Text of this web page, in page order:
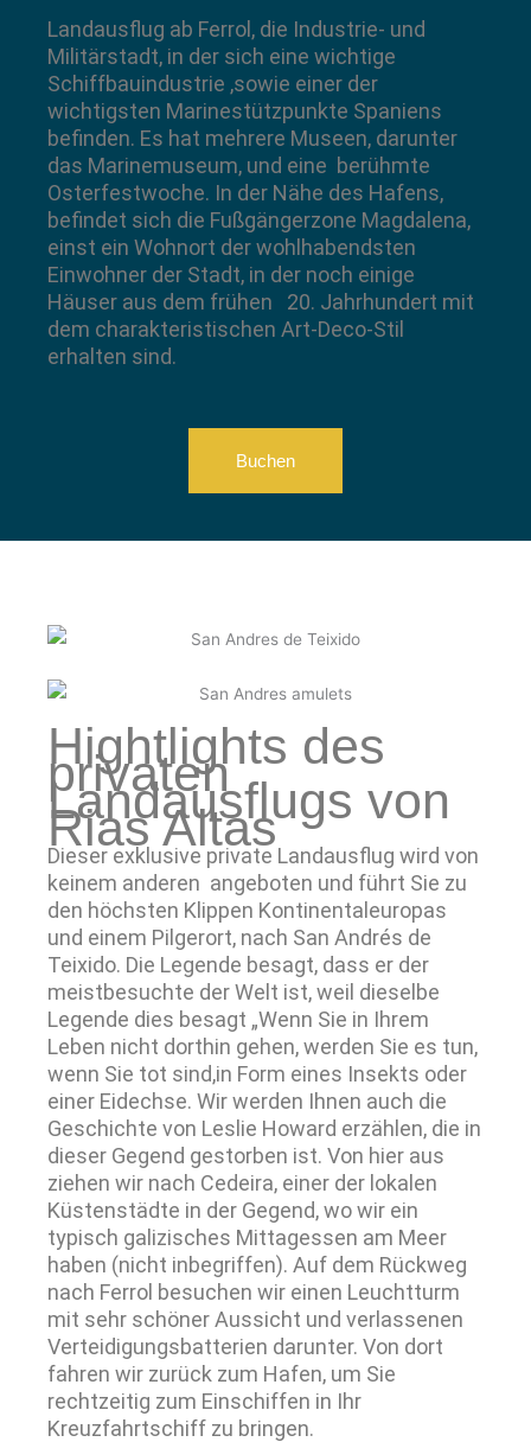
Landausflug ab Ferrol, die Industrie- und
Militärstadt, in der sich eine wichtige
Schiffbauindustrie ,sowie einer der
wichtigsten Marinestützpunkte Spaniens
befinden. Es hat mehrere Museen, darunter
das Marinemuseum, und eine berühmte
Osterfestwoche. In der Nähe des Hafens,
befindet sich die Fußgängerzone Magdalena,
einst ein Wohnort der wohlhabendsten
Einwohner der Stadt, in der noch einige
Häuser aus dem frühen 20. Jahrhundert mit
dem charakteristischen Art-Deco-Stil
erhalten sind.
Buchen
Hightlights des
privaten
Landausflugs von
Rias Altas
Dieser exklusive private Landausflug wird von
keinem anderen angeboten und führt Sie zu
den höchsten Klippen Kontinentaleuropas
und einem Pilgerort, nach San Andrés de
Teixido. Die Legende besagt, dass er der
meistbesuchte der Welt ist, weil dieselbe
Legende dies besagt „Wenn Sie in Ihrem
Leben nicht dorthin gehen, werden Sie es tun,
wenn Sie tot sind,in Form eines Insekts oder
einer Eidechse. Wir werden Ihnen auch die
Geschichte von Leslie Howard erzählen, die in
dieser Gegend gestorben ist. Von hier aus
ziehen wir nach Cedeira, einer der lokalen
Küstenstädte in der Gegend, wo wir ein
typisch galizisches Mittagessen am Meer
haben (nicht inbegriffen). Auf dem Rückweg
nach Ferrol besuchen wir einen Leuchtturm
mit sehr schöner Aussicht und verlassenen
Verteidigungsbatterien darunter. Von dort
fahren wir zurück zum Hafen, um Sie
rechtzeitig zum Einschiffen in Ihr
Kreuzfahrtschiff zu bringen.